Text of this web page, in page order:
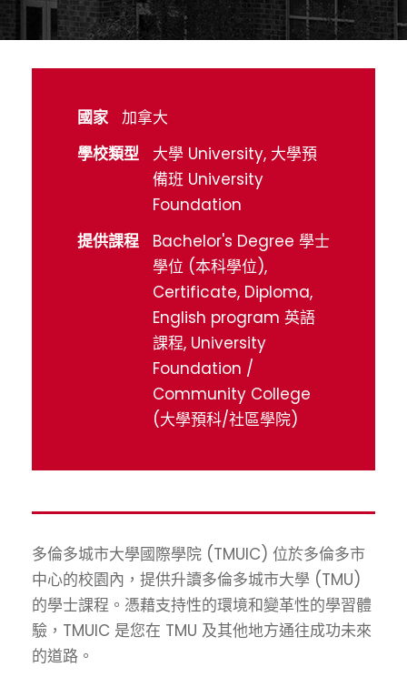
國家
加拿大
學校類型
大學 University, 大學預
備班 University
Foundation
提供課程
Bachelor's Degree 學士
學位 (本科學位),
Certificate, Diploma,
English program 英語
課程, University
Foundation /
Community College
(大學預科/社區學院)
多倫多城市大學國際學院 (TMUIC) 位於多倫多市
中心的校園內，提供升讀多倫多城市大學 (TMU)
的學士課程。憑藉支持性的環境和變革性的學習體
驗，TMUIC 是您在 TMU 及其他地方通往成功未來
的道路。